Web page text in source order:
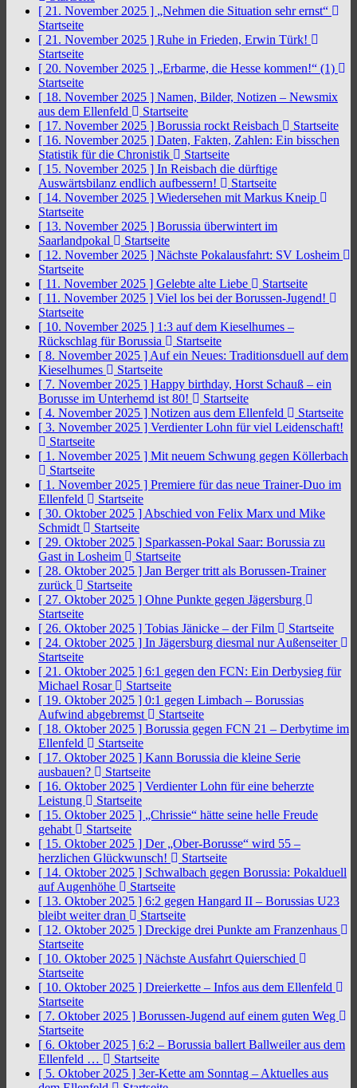
[ 21. November 2025 ] „Nehmen die Situation sehr ernst“
Startseite
[ 21. November 2025 ] Ruhe in Frieden, Erwin Türk!
Startseite
[ 20. November 2025 ] „Erbarme, die Hesse kommen!“ (1)
Startseite
[ 18. November 2025 ] Namen, Bilder, Notizen – Newsmix
aus dem Ellenfeld
Startseite
[ 17. November 2025 ] Borussia rockt Reisbach
Startseite
[ 16. November 2025 ] Daten, Fakten, Zahlen: Ein bisschen
Statistik für die Chronistik
Startseite
[ 15. November 2025 ] In Reisbach die dürftige
Auswärtsbilanz endlich aufbessern!
Startseite
[ 14. November 2025 ] Wiedersehen mit Markus Kneip
Startseite
[ 13. November 2025 ] Borussia überwintert im
Saarlandpokal
Startseite
[ 12. November 2025 ] Nächste Pokalausfahrt: SV Losheim
Startseite
[ 11. November 2025 ] Gelebte alte Liebe
Startseite
[ 11. November 2025 ] Viel los bei der Borussen-Jugend!
Startseite
[ 10. November 2025 ] 1:3 auf dem Kieselhumes –
Rückschlag für Borussia
Startseite
[ 8. November 2025 ] Auf ein Neues: Traditionsduell auf dem
Kieselhumes
Startseite
[ 7. November 2025 ] Happy birthday, Horst Schauß – ein
Borusse im Unterhemd ist 80!
Startseite
[ 4. November 2025 ] Notizen aus dem Ellenfeld
Startseite
[ 3. November 2025 ] Verdienter Lohn für viel Leidenschaft!
Startseite
[ 1. November 2025 ] Mit neuem Schwung gegen Köllerbach
Startseite
[ 1. November 2025 ] Premiere für das neue Trainer-Duo im
Ellenfeld
Startseite
[ 30. Oktober 2025 ] Abschied von Felix Marx und Mike
Schmidt
Startseite
[ 29. Oktober 2025 ] Sparkassen-Pokal Saar: Borussia zu
Gast in Losheim
Startseite
[ 28. Oktober 2025 ] Jan Berger tritt als Borussen-Trainer
zurück
Startseite
[ 27. Oktober 2025 ] Ohne Punkte gegen Jägersburg
Startseite
[ 26. Oktober 2025 ] Tobias Jänicke – der Film
Startseite
[ 24. Oktober 2025 ] In Jägersburg diesmal nur Außenseiter
Startseite
[ 21. Oktober 2025 ] 6:1 gegen den FCN: Ein Derbysieg für
Michael Rosar
Startseite
[ 19. Oktober 2025 ] 0:1 gegen Limbach – Borussias
Aufwind abgebremst
Startseite
[ 18. Oktober 2025 ] Borussia gegen FCN 21 – Derbytime im
Ellenfeld
Startseite
[ 17. Oktober 2025 ] Kann Borussia die kleine Serie
ausbauen?
Startseite
[ 16. Oktober 2025 ] Verdienter Lohn für eine beherzte
Leistung
Startseite
[ 15. Oktober 2025 ] „Chrissie“ hätte seine helle Freude
gehabt
Startseite
[ 15. Oktober 2025 ] Der „Ober-Borusse“ wird 55 –
herzlichen Glückwunsch!
Startseite
[ 14. Oktober 2025 ] Schwalbach gegen Borussia: Pokalduell
auf Augenhöhe
Startseite
[ 13. Oktober 2025 ] 6:2 gegen Hangard II – Borussias U23
bleibt weiter dran
Startseite
[ 12. Oktober 2025 ] Dreckige drei Punkte am Franzenhaus
Startseite
[ 10. Oktober 2025 ] Nächste Ausfahrt Quierschied
Startseite
[ 10. Oktober 2025 ] Dreierkette – Infos aus dem Ellenfeld
Startseite
[ 7. Oktober 2025 ] Borussen-Jugend auf einem guten Weg
Startseite
[ 6. Oktober 2025 ] 6:2 – Borussia ballert Ballweiler aus dem
Ellenfeld …
Startseite
[ 5. Oktober 2025 ] 3er-Kette am Sonntag – Aktuelles aus